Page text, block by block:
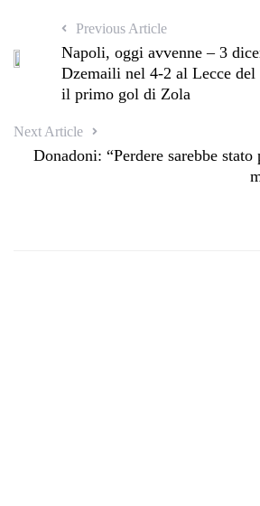
Previous Article
Napoli, oggi avvenne – 3
Dzemaili nel 4-2 al Lecce del
il primo gol di Zola
Next Article
Donadoni: “Perdere sarebbe stato